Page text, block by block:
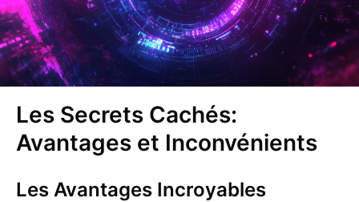
Les Secrets Cachés:
Avantages et Inconvénients
Les Avantages Incroyables